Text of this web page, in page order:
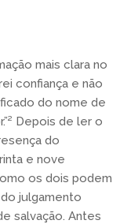
mais clara no
confiança e não
do nome de
Depois de ler o
do
e nove
os dois podem
julgamento
salvação. Antes